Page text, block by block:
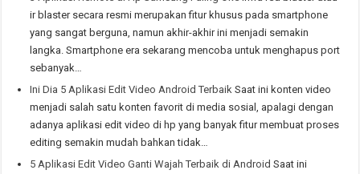
ir blaster secara resmi merupakan fitur khusus pada smartphone
yang sangat berguna, namun akhir-akhir ini menjadi semakin
langka. Smartphone era sekarang mencoba untuk menghapus port
sebanyak…
Ini Dia 5 Aplikasi Edit Video Android Terbaik Saat ini konten video
menjadi salah satu konten favorit di media sosial, apalagi dengan
adanya aplikasi edit video di hp yang banyak fitur membuat proses
editing semakin mudah bahkan tidak…
5 Aplikasi Edit Video Ganti Wajah Terbaik di Android Saat ini